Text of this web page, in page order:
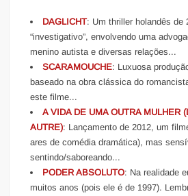
DAGLICHT: Um thriller holandês de
“investigativo”, envolvendo uma
menino autista e diversas relações...
SCARAMOUCHE: Luxuosa
baseado na obra clássica do
este filme...
A VIDA DE UMA OUTRA MULHER
AUTRE): Lançamento de 2012, um
ares de comédia dramática), mas
sentindo/saboreando...
PODER ABSOLUTO: Na realidade
muitos anos (pois ele é de 1997).